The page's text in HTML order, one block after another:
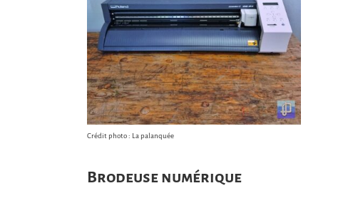
Crédit photo : La palanquée
Brodeuse numérique